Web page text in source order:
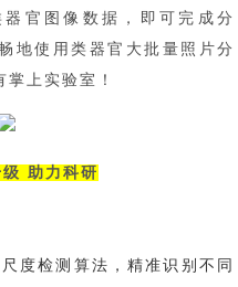
官图像数据，即可完成分
地使用类器官大批量照片分
上实验室！
助力科研
度检测算法，精准识别不同